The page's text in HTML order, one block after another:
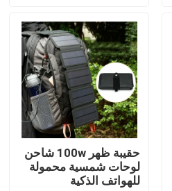
حقيبة ظهر 100w شاحن
لوحات شمسية محمولة
للهواتف الذكية